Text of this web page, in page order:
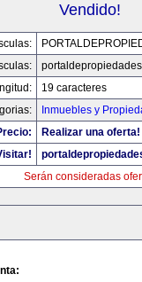
Vendido!
19 caracteres
Inmuebles y
Realizar una oferta!
Serán consideradas